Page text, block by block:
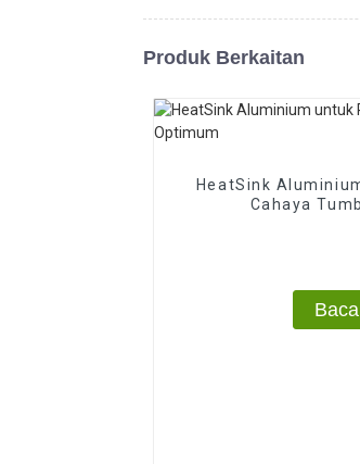
Produk Berkaitan
HeatSink
Cahaya